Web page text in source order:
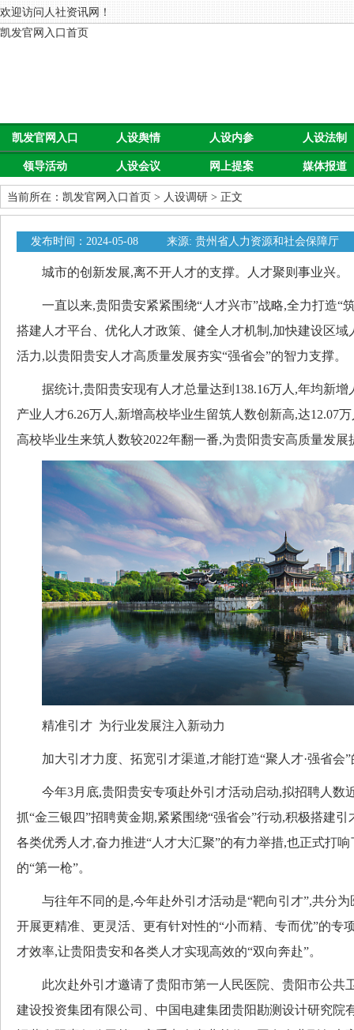
欢迎访问人社资讯网！
凯发官网入口首页
凯发官网入口
首页
人设舆情 人设内参 人设法制
领导活动 人设会议 网上提案 媒体报道
当前所在： 凯发官网入口首页 > 人设调研 > 正文
发布时间：2024-05-08 来源: 贵州省人力资源和社会保障厅
城市的创新发展,离不开人才的支撑。人才聚则事业兴。
一直以来,贵阳贵安紧紧围绕“人才兴市”战略,全力打造“
搭建人才平台、优化人才政策、健全人才机制,加快建设区
活力,以贵阳贵安人才高质量发展夯实“强省会”的智力支撑。
据统计,贵阳贵安现有人才总量达到138.16万人,年均新增
产业人才6.26万人,新增高校毕业生留筑人数创新高,达12.07
高校毕业生来筑人数较2022年翻一番,为贵阳贵安高质量发
精准引才 为行业发展注入新动力
加大引才力度、拓宽引才渠道,才能打造“聚人才·强省会”
今年3月底,贵阳贵安专项赴外引才活动启动,拟招聘人数
抓“金三银四”招聘黄金期,紧紧围绕“强省会”行动,积极搭建
各类优秀人才,奋力推进“人才大汇聚”的有力举措,也正式打
的“第一枪”。
与往年不同的是,今年赴外引才活动是“靶向引才”,共分为
开展更精准、更灵活、更有针对性的“小而精、专而优”的专
才效率,让贵阳贵安和各类人才实现高效的“双向奔赴”。
此次赴外引才邀请了贵阳市第一人民医院、贵阳市公共
建设投资集团有限公司、中国电建集团贵阳勘测设计研究院